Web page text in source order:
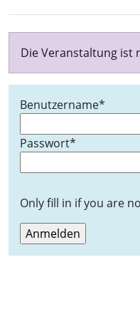
Die Veranstaltung ist
Benutzername*
Passwort*
Only fill in if you are